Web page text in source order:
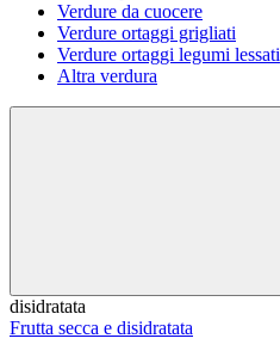
Verdure da cuocere
Verdure ortaggi grigliati
Verdure ortaggi legumi lessati
Altra verdura
disidratata
Frutta secca e disidratata